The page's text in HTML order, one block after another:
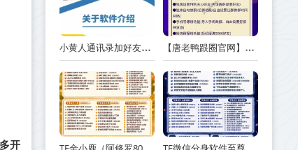
开
小黄人通讯录加好友爆粉年卡卡密激活码 【唐老鸭跟圈官网】电脑版微信跟随朋友圈